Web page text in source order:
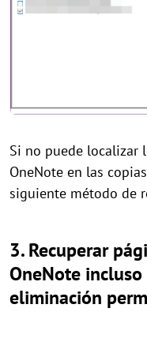
Si no puede localizar
OneNote en las
siguiente método de
3. Recuperar
OneNote
eliminación